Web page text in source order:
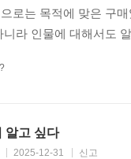
로는 목적에 맞은 구
니라 인물에 대해서도
알고 싶다
2025-12-31 신고